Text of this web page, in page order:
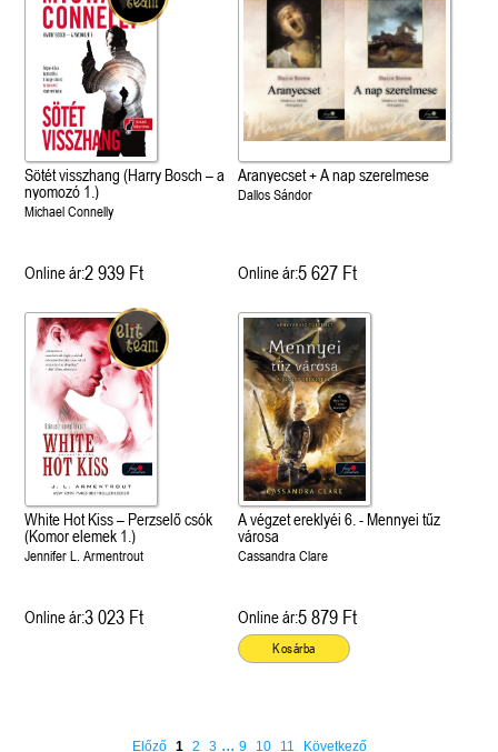
Sötét visszhang (Harry Bosch – a
nyomozó 1.)
Michael Connelly
Online ár:2 939 Ft
Aranyecset + A nap szerelmese
Dallos Sándor
Online ár:5 627 Ft
White Hot Kiss – Perzselő csók
(Komor elemek 1.)
Jennifer L. Armentrout
Online ár:3 023 Ft
A végzet ereklyéi 6. - Mennyei tűz
városa
Cassandra Clare
Online ár:5 879 Ft
Kosárba
Előző 1 2 3 ... 9 10 11 Következő